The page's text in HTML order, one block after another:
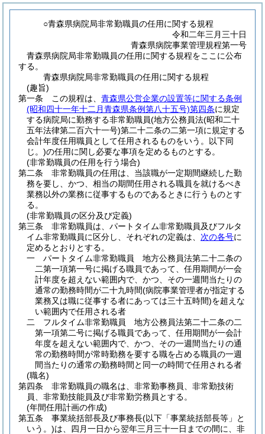
○青森県病院局非常勤職員の任用に関する規程
令和二年三月三十日
青森県病院事業管理規程第一号
青森県病院局非常勤職員の任用に関する規程をここに公布
する。
青森県病院局非常勤職員の任用に関する規程
(趣旨)
第一条
この規程は、 青森県公営企業の設置等に関する条例
(昭和四十一年十二月青森県条例第八十五号)第四条に規定
する病院局に勤務する非常勤職員(地方公務員法(昭和二十
五年法律第二百六十一号)第二十二条の二第一項に規定する
会計年度任用職員として任用されるものをいう。以下同
じ。)の任用に関し必要な事項を定めるものとする。
(非常勤職員の任用を行う場合)
第二条
非常勤職員の任用は、当該職が一定期間継続した勤
務を要し、かつ、相当の期間任用される職員を就けるべき
業務以外の業務に従事するものであるときに行うものとす
る。
(非常勤職員の区分及び定義)
第三条
非常勤職員は、パートタイム非常勤職員及びフルタ
イム非常勤職員に区分し、それぞれの定義は、 次の各号に
定めるとおりとする。
一
パートタイム非常勤職員 地方公務員法第二十二条の
二第一項第一号に掲げる職員であって、任用期間が一会
計年度を超えない範囲内で、かつ、その一週間当たりの
通常の勤務時間が二十九時間(病院事業管理者が指定する
業務又は職に従事する者にあっては三十五時間)を超えな
い範囲内で任用される者
二
フルタイム非常勤職員 地方公務員法第二十二条の二
第一項第二号に掲げる職員であって、任用期間が一会計
年度を超えない範囲内で、かつ、その一週間当たりの通
常の勤務時間が常時勤務を要する職を占める職員の一週
間当たりの通常の勤務時間と同一の時間で任用される者
(職名)
第四条
非常勤職員の職名は、非常勤事務員、非常勤技術
員、非常勤技能員及び非常勤労務員とする。
(年間任用計画の作成)
第五条
事業統括部長及び事務長(以下「事業統括部長等」と
いう。)は、四月一日から翌年三月三十一日までの間に、非